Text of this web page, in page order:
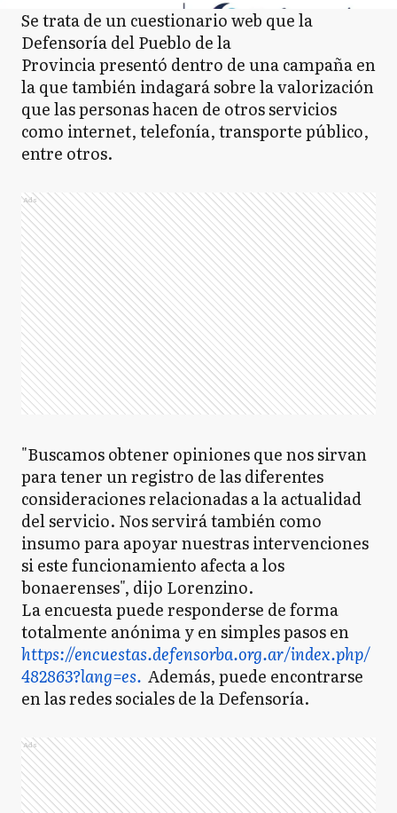
Se trata de un cuestionario web que la
Defensoría del Pueblo de la
Provincia presentó dentro de una campaña en
la que también indagará sobre la valorización
que las personas hacen de otros servicios
como internet, telefonía, transporte público,
entre otros.
Ads
"Buscamos obtener opiniones que nos sirvan
para tener un registro de las diferentes
consideraciones relacionadas a la actualidad
del servicio. Nos servirá también como
insumo para apoyar nuestras intervenciones
si este funcionamiento afecta a los
bonaerenses", dijo Lorenzino.
La encuesta puede responderse de forma
totalmente anónima y en simples pasos en
https://encuestas.defensorba.org.ar/index.php/
482863?lang=es. Además, puede encontrarse
en las redes sociales de la Defensoría.
Ads